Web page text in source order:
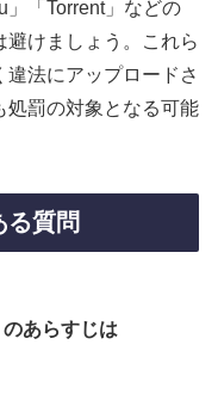
」「Torrent」などの
けましょう。これら
法にアップロードさ
処罰の対象となる可能
る質問
あらすじは